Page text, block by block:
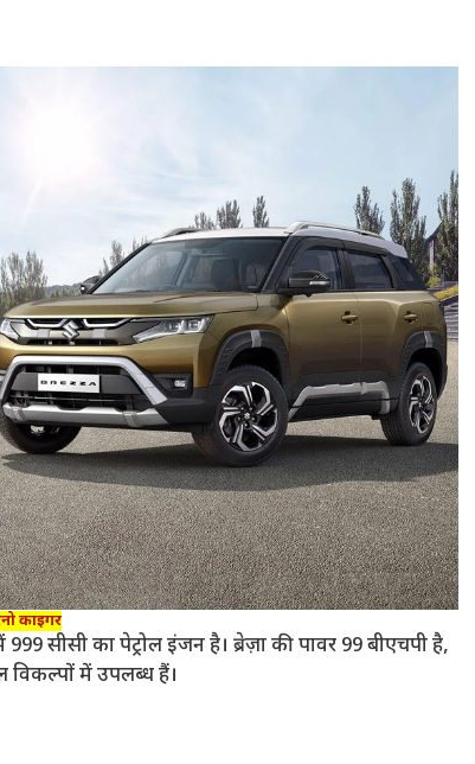
काइगर
सीसी का पेट्रोल इंजन है। ब्रेज़ा की पावर 99 बीएचपी है,
में उपलब्ध हैं।